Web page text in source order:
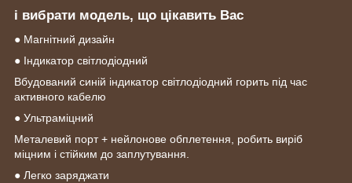
і вибрати модель, що цікавить Вас
● Магнітний дизайн
● Індикатор світлодіодний
Вбудований синій індикатор світлодіодний горить під час
активного кабелю
● Ультраміцний
Металевий порт + нейлонове обплетення, робить виріб
міцним і стійким до заплутування.
● Легко заряджати